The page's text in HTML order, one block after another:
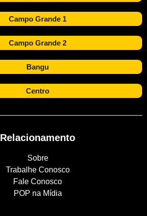
Campo Grande 1
Campo Grande 2
Bangu
Centro
Relacionamento
Sobre
Trabalhe Conosco
Fale Conosco
POP na Mídia